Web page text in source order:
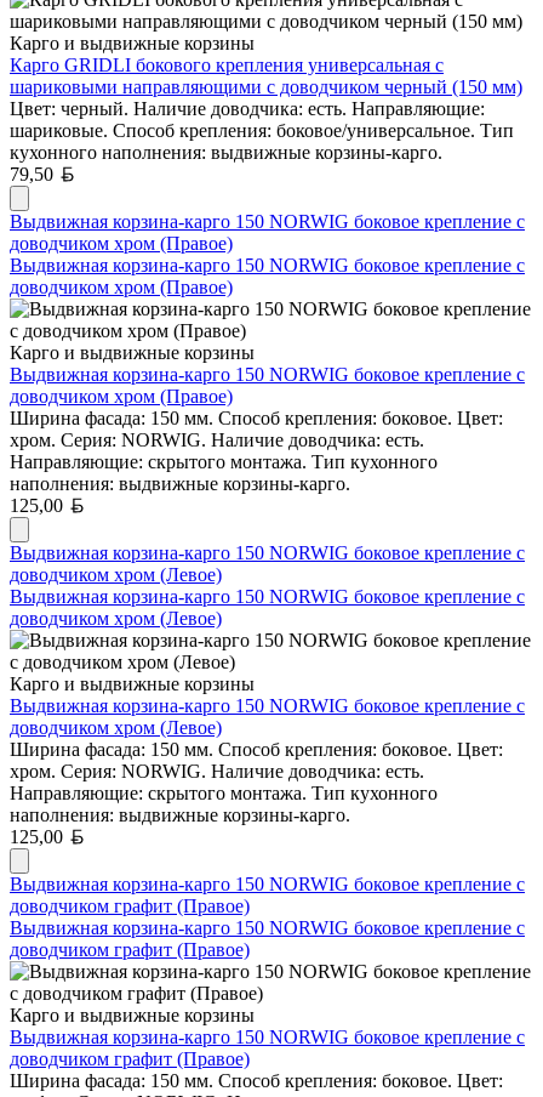
Карго и выдвижные корзины
Карго GRIDLI бокового крепления универсальная с
шариковыми направляющими с доводчиком черный (150 мм)
Цвет: черный. Наличие доводчика: есть. Направляющие:
шариковые. Способ крепления: боковое/универсальное. Тип
кухонного наполнения: выдвижные корзины-карго.
79,50
Выдвижная корзина-карго 150 NORWIG боковое крепление с
доводчиком хром (Правое)
Выдвижная корзина-карго 150 NORWIG боковое крепление с
доводчиком хром (Правое)
Карго и выдвижные корзины
Выдвижная корзина-карго 150 NORWIG боковое крепление с
доводчиком хром (Правое)
Ширина фасада: 150 мм. Способ крепления: боковое. Цвет:
хром. Серия: NORWIG. Наличие доводчика: есть.
Направляющие: скрытого монтажа. Тип кухонного
наполнения: выдвижные корзины-карго.
125,00
Выдвижная корзина-карго 150 NORWIG боковое крепление с
доводчиком хром (Левое)
Выдвижная корзина-карго 150 NORWIG боковое крепление с
доводчиком хром (Левое)
Карго и выдвижные корзины
Выдвижная корзина-карго 150 NORWIG боковое крепление с
доводчиком хром (Левое)
Ширина фасада: 150 мм. Способ крепления: боковое. Цвет:
хром. Серия: NORWIG. Наличие доводчика: есть.
Направляющие: скрытого монтажа. Тип кухонного
наполнения: выдвижные корзины-карго.
125,00
Выдвижная корзина-карго 150 NORWIG боковое крепление с
доводчиком графит (Правое)
Выдвижная корзина-карго 150 NORWIG боковое крепление с
доводчиком графит (Правое)
Карго и выдвижные корзины
Выдвижная корзина-карго 150 NORWIG боковое крепление с
доводчиком графит (Правое)
Ширина фасада: 150 мм. Способ крепления: боковое. Цвет: